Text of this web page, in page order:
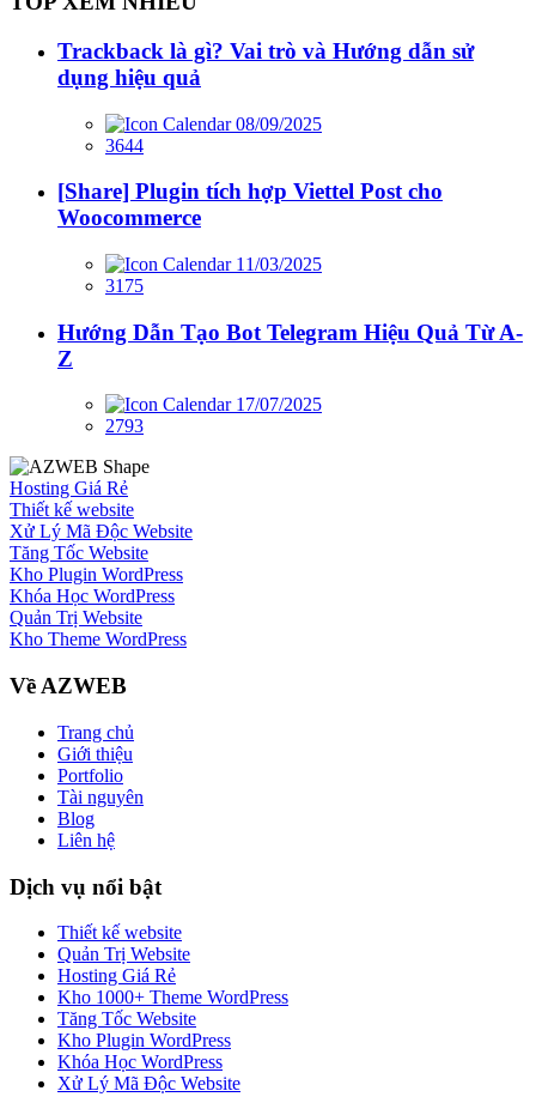
Trackback là gì? Vai trò và Hướng dẫn sử
dụng hiệu quả
08/09/2025
3644
[Share] Plugin tích hợp Viettel Post cho
Woocommerce
11/03/2025
3175
Hướng Dẫn Tạo Bot Telegram Hiệu Quả Từ A-
Z
17/07/2025
2793
Hosting Giá Rẻ
Thiết kế website
Xử Lý Mã Độc Website
Tăng Tốc Website
Kho Plugin WordPress
Khóa Học WordPress
Quản Trị Website
Kho Theme WordPress
Về AZWEB
Trang chủ
Giới thiệu
Portfolio
Tài nguyên
Blog
Liên hệ
Dịch vụ nổi bật
Thiết kế website
Quản Trị Website
Hosting Giá Rẻ
Kho 1000+ Theme WordPress
Tăng Tốc Website
Kho Plugin WordPress
Khóa Học WordPress
Xử Lý Mã Độc Website